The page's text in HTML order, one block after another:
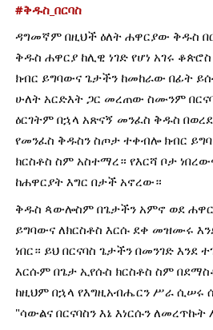
#ቅዱስ_በርባስ
ዳግመኛም በዚህች ዕለት ሐዋርያው ቅዱስ
ቅዱስ ሐዋርያ ከሊዊ ነገድ የሆነ አገሩ
ክብር ይግባውና ጌታችን ከመከራው በፊት
ሁለት አርድእት ጋር መረጠው ስሙንም
ዕርገትም በኋላ አጽናኝ መንፈስ ቅዱስ
የመንፈስ ቅዱስን ስጦታ ተቀብሎ ክብር
ክርስቶስ ስም አስተማረ። የእርሻ ቦታ
ከሐዋርያት እግር በታች አኖረው።
ቅዱስ ጳውሎስም በጌታችን አምኖ ወደ
ይግባውና ለክርስቶስ እርሱ ደቀ መዝሙሩ
ነበር። ይህ በርናባስ ጌታችን በመንገድ እንደ
እርሱም በጌታ ኢየሱስ ክርስቶስ ስም
ከዚህም በኋላ የእግዚአብሔርን ሥራ ሲሠሩ
"ሳውልና በርናባስን እኔ እነርሱን